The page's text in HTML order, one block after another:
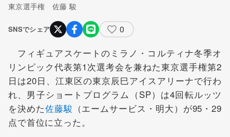
東京選手権 佐藤 駿
SNSでシェア 0
フィギュアスケートのミラノ・コルティナ冬季オ
リンピック代表第1次選考会を兼ねた東京選手権第2
日は20日、江東区の東京辰巳アイスアリーナで行わ
れ、男子ショートプログラム（SP）は4回転ルッツ
を決めた佐藤駿 （エームサービス・明大）が95・29
点で首位に立った。